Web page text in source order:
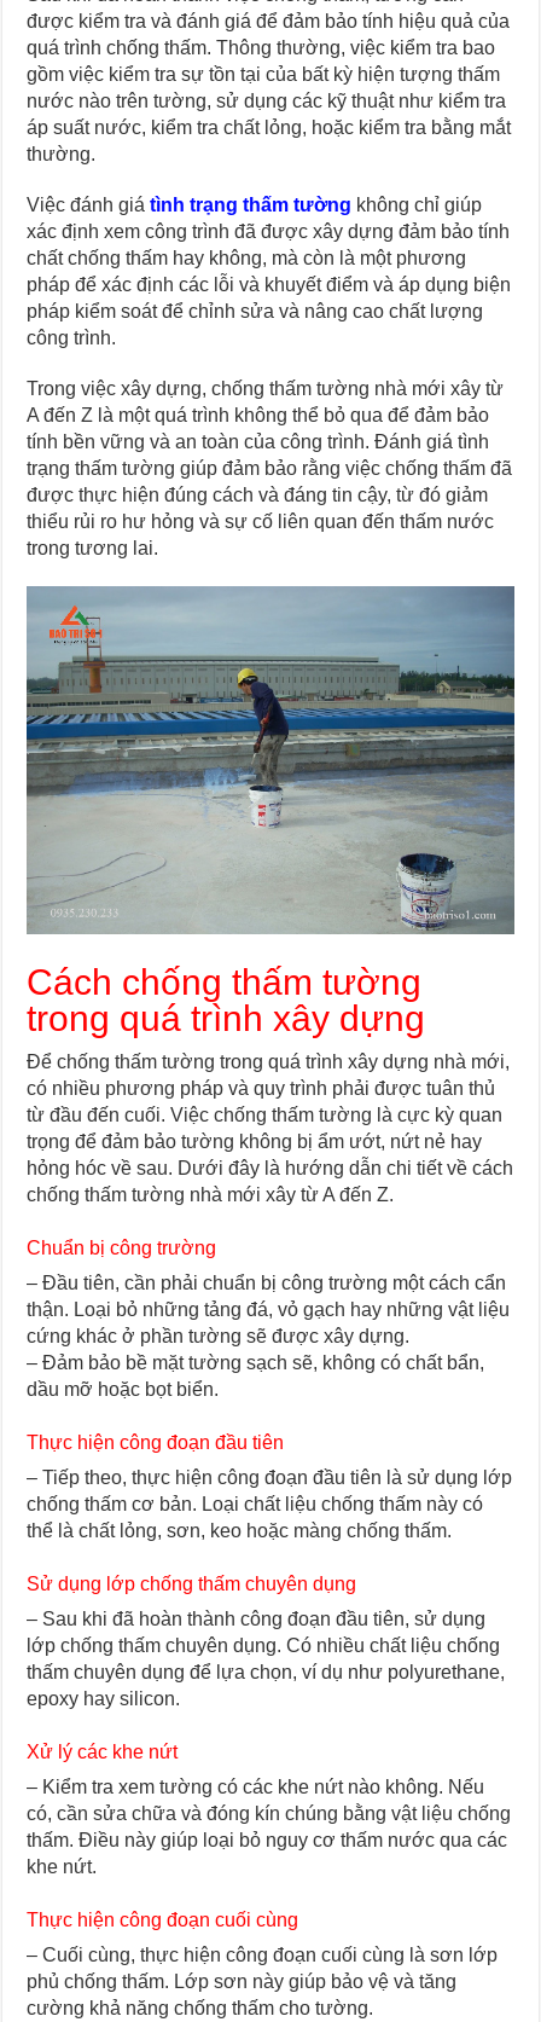
được kiểm tra và đánh giá để đảm bảo tính hiệu quả của
quá trình chống thấm. Thông thường, việc kiểm tra bao
gồm việc kiểm tra sự tồn tại của bất kỳ hiện tượng thấm
nước nào trên tường, sử dụng các kỹ thuật như kiểm tra
áp suất nước, kiểm tra chất lỏng, hoặc kiểm tra bằng mắt
thường.
Việc đánh giátình trạng thấm tường không chỉ giúp
xác định xem công trình đã được xây dựng đảm bảo tính
chất chống thấm hay không, mà còn là một phương
pháp để xác định các lỗi và khuyết điểm và áp dụng biện
pháp kiểm soát để chỉnh sửa và nâng cao chất lượng
công trình.
Trong việc xây dựng, chống thấm tường nhà mới xây từ
A đến Z là một quá trình không thể bỏ qua để đảm bảo
tính bền vững và an toàn của công trình. Đánh giá tình
trạng thấm tường giúp đảm bảo rằng việc chống thấm đã
được thực hiện đúng cách và đáng tin cậy, từ đó giảm
thiểu rủi ro hư hỏng và sự cố liên quan đến thấm nước
trong tương lai.
Cách chống thấm tường
trong quá trình xây dựng
Để chống thấm tường trong quá trình xây dựng nhà mới,
có nhiều phương pháp và quy trình phải được tuân thủ
từ đầu đến cuối. Việc chống thấm tường là cực kỳ quan
trọng để đảm bảo tường không bị ẩm ướt, nứt nẻ hay
hỏng hóc về sau. Dưới đây là hướng dẫn chi tiết về cách
chống thấm tường nhà mới xây từ A đến Z.
Chuẩn bị công trường
– Đầu tiên, cần phải chuẩn bị công trường một cách cẩn
thận. Loại bỏ những tảng đá, vỏ gạch hay những vật liệu
cứng khác ở phần tường sẽ được xây dựng.
– Đảm bảo bề mặt tường sạch sẽ, không có chất bẩn,
dầu mỡ hoặc bọt biển.
Thực hiện công đoạn đầu tiên
– Tiếp theo, thực hiện công đoạn đầu tiên là sử dụng lớp
chống thấm cơ bản. Loại chất liệu chống thấm này có
thể là chất lỏng, sơn, keo hoặc màng chống thấm.
Sử dụng lớp chống thấm chuyên dụng
– Sau khi đã hoàn thành công đoạn đầu tiên, sử dụng
lớp chống thấm chuyên dụng. Có nhiều chất liệu chống
thấm chuyên dụng để lựa chọn, ví dụ như polyurethane,
epoxy hay silicon.
Xử lý các khe nứt
– Kiểm tra xem tường có các khe nứt nào không. Nếu
có, cần sửa chữa và đóng kín chúng bằng vật liệu chống
thấm. Điều này giúp loại bỏ nguy cơ thấm nước qua các
khe nứt.
Thực hiện công đoạn cuối cùng
– Cuối cùng, thực hiện công đoạn cuối cùng là sơn lớp
phủ chống thấm. Lớp sơn này giúp bảo vệ và tăng
cường khả năng chống thấm cho tường.